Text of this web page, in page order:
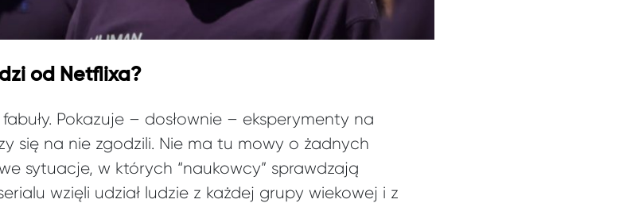
od Netflixa?
Pokazuje – dosłownie – eksperymenty na
się na nie zgodzili. Nie ma tu mowy o żadnych
sytuacje, w których “naukowcy” sprawdzają
wzięli udział ludzie z każdej grupy wiekowej i z